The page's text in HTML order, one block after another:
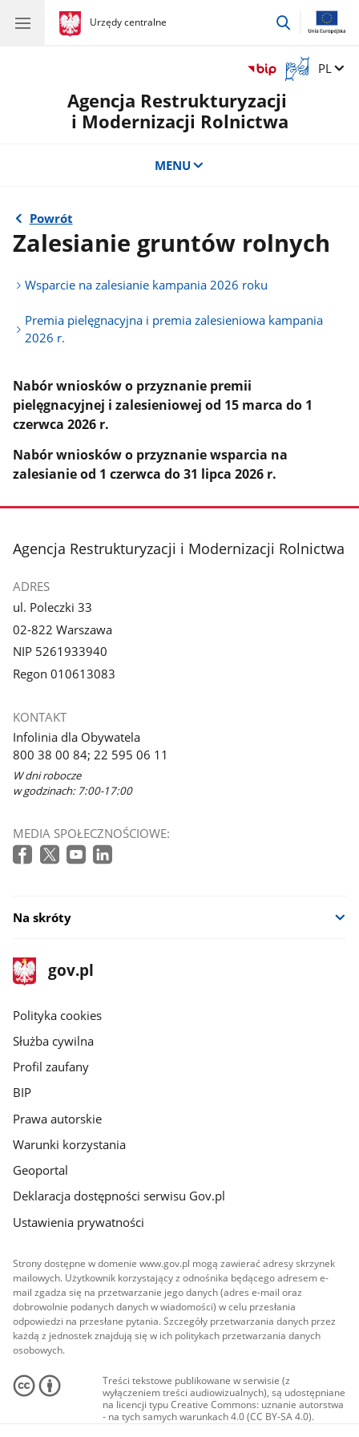
gov.pl
Urzędy centralne
gov.pl
Urzędy
przejdź
Otwórz
okno
z
tłumaczem
Zmień
PL
Agencja Restrukturyzacji
i Modernizacji Rolnictwa
MENU
Powrót
Zalesianie gruntów rolnych
Wsparcie na zalesianie kampania 2026 roku
Premia pielęgnacyjna i premia zalesieniowa kampania
2026 r.
Nabór wniosków o przyznanie premii
pielęgnacyjnej i zalesieniowej od 15 marca do 1
czerwca 2026 r.
Nabór wniosków o przyznanie wsparcia na
zalesianie od 1 czerwca do 31 lipca 2026 r.
stopka
Agencja Restrukturyzacji i Modernizacji Rolnictwa
ADRES
ul. Poleczki 33
02-822 Warszawa
NIP 5261933940
Regon 010613083
KONTAKT
Infolinia dla Obywatela
800 38 00 84; 22 595 06 11
W dni robocze
w godzinach: 7:00-17:00
MEDIA SPOŁECZNOŚCIOWE:
Na skróty
stopka
gov.pl
Strona
gov.pl
gov.pl
Polityka cookies
Służba cywilna
Profil zaufany
BIP
Prawa autorskie
Warunki korzystania
Geoportal
Deklaracja dostępności serwisu Gov.pl
Ustawienia prywatności
Strony dostępne w domenie www.gov.pl mogą zawierać adresy skrzynek
mailowych. Użytkownik korzystający z odnośnika będącego adresem e-
mail zgadza się na przetwarzanie jego danych (adres e-mail oraz
dobrowolnie podanych danych w wiadomości) w celu przesłania
odpowiedzi na przesłane pytania. Szczegóły przetwarzania danych przez
każdą z jednostek znajdują się w ich politykach przetwarzania danych
osobowych.
Treści tekstowe publikowane w serwisie (z
wyłączeniem treści audiowizualnych), są udostępniane
na licencji typu Creative Commons: uznanie autorstwa
- na tych samych warunkach 4.0 (CC BY-SA 4.0).
Materiały audiowizualne, w tym zdjęcia, materiały